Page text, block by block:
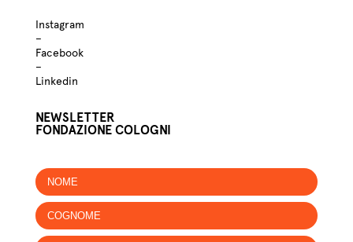
Instagram
–
Facebook
–
Linkedin
NEWSLETTER
FONDAZIONE COLOGNI